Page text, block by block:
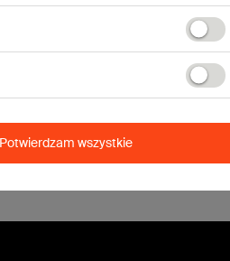
Potwierdzam wszystkie